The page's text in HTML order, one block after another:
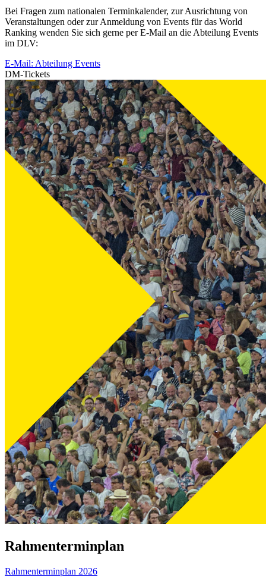
Bei Fragen zum nationalen Terminkalender, zur Ausrichtung von
Veranstaltungen oder zur Anmeldung von Events für das World
Ranking wenden Sie sich gerne per E-Mail an die Abteilung Events
im DLV:
E-Mail: Abteilung Events
DM-Tickets
Rahmenterminplan
Rahmenterminplan 2026